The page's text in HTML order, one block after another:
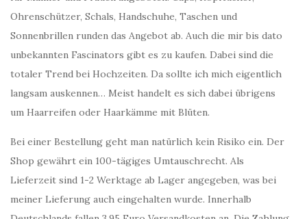
Ohrenschützer, Schals, Handschuhe, Taschen und
Sonnenbrillen runden das Angebot ab. Auch die mir bis dato
unbekannten Fascinators gibt es zu kaufen. Dabei sind die
totaler Trend bei Hochzeiten. Da sollte ich mich eigentlich
langsam auskennen… Meist handelt es sich dabei übrigens
um Haarreifen oder Haarkämme mit Blüten.
Bei einer Bestellung geht man natürlich kein Risiko ein. Der
Shop gewährt ein 100-tägiges Umtauschrecht. Als
Lieferzeit sind 1-2 Werktage ab Lager angegeben, was bei
meiner Lieferung auch eingehalten wurde. Innerhalb